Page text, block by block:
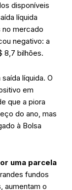
disponíveis
líquida
no mercado
negativo: a
8,7 bilhões.
líquida. O
em
que a piora
do ano, mas
à Bolsa
uma parcela
fundos
aumentam o